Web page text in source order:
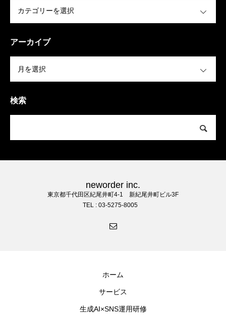
アーカイブ
検索
neworder inc.
東京都千代田区紀尾井町4-1 新紀尾井町ビル3F
TEL : 03-5275-8005
ホーム
サービス
生成AI×SNS運用研修